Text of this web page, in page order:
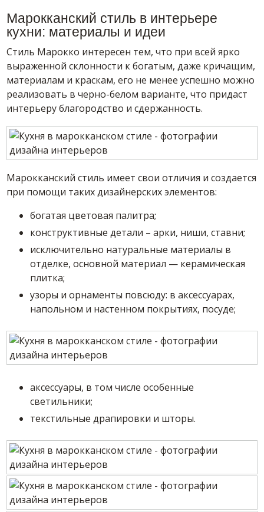
Марокканский стиль в интерьере
кухни: материалы и идеи
Стиль Марокко интересен тем, что при всей ярко
выраженной склонности к богатым, даже кричащим,
материалам и краскам, его не менее успешно можно
реализовать в черно-белом варианте, что придаст
интерьеру благородство и сдержанность.
Марокканский стиль имеет свои отличия и создается
при помощи таких дизайнерских элементов:
богатая цветовая палитра;
конструктивные детали – арки, ниши, ставни;
исключительно натуральные материалы в
отделке, основной материал — керамическая
плитка;
узоры и орнаменты повсюду: в аксессуарах,
напольном и настенном покрытиях, посуде;
аксессуары, в том числе особенные
светильники;
текстильные драпировки и шторы.